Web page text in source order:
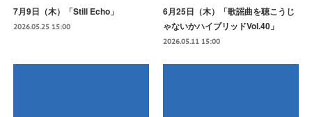
7月9日（木）「Still Echo」
2026.05.25 15:00
6月25日（木）「歌謡曲を聴こうじ
ゃないかハイブリッドVol.40」
2026.05.11 15:00